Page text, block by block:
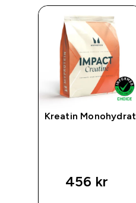
Kreatin Monohydrat
456 kr‎